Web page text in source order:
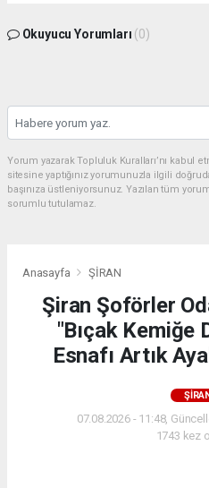
Okuyucu Yorumları (0)
Yorum yazarak Topluluk Kuralları’nı kabul
sitesine yaptığınız yorumunuzla ilgili
başınıza üstleniyorsunuz. Yazılan tüm
sorumlu tutulamaz.
Anasayfa ŞİRAN
Şiran Şoförler
"Bıçak Kemiğe
Esnafı Artık
07.08.2026 - 11:48,
1743 kez